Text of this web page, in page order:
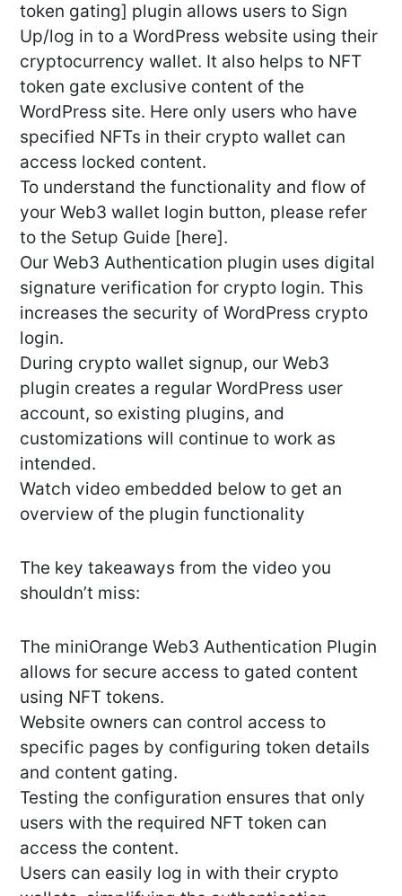
token gating] plugin allows users to Sign
Up/log in to a WordPress website using their
cryptocurrency wallet. It also helps to NFT
token gate exclusive content of the
WordPress site. Here only users who have
specified NFTs in their crypto wallet can
access locked content.
To understand the functionality and flow of
your Web3 wallet login button, please refer
to the Setup Guide [here].
Our Web3 Authentication plugin uses digital
signature verification for crypto login. This
increases the security of WordPress crypto
login.
During crypto wallet signup, our Web3
plugin creates a regular WordPress user
account, so existing plugins, and
customizations will continue to work as
intended.
Watch video embedded below to get an
overview of the plugin functionality
The key takeaways from the video you
shouldn’t miss:
The miniOrange Web3 Authentication Plugin
allows for secure access to gated content
using NFT tokens.
Website owners can control access to
specific pages by configuring token details
and content gating.
Testing the configuration ensures that only
users with the required NFT token can
access the content.
Users can easily log in with their crypto